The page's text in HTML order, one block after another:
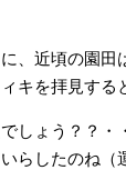
、近頃の園
キを拝見する
しょう？？・
らしたのね（